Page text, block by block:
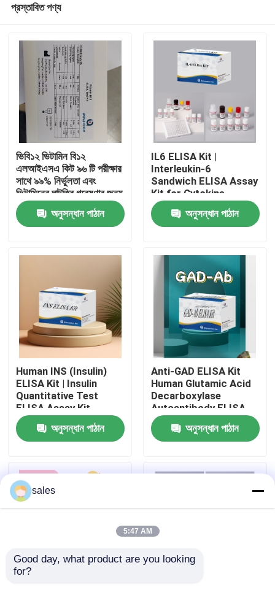
আমাদের সম্পর্কে
কারখানা ভ্রমণ
মান নিয়ন্ত্রণ
আমাদের সাথে যোগাযোগ করুন
খবর
VR Show
প্রস্তাবিত পণ্য
ভিবি১২ ভিটামিন বি১২
এলআইএসএ কিট ৯৬ টি পরীক্ষার
সাথে ৯৯% নির্ভুলতা এবং
ভিটামিনের ঘাটতির গবেষণার জন্য
১ ঘন্টা পরীক্ষার সময়
অনুসন্ধান পাঠান
IL6 ELISA Kit |
Interleukin-6
Sandwich ELISA Assay
Kit for Cytokine
Quantitative Detection
in Biological Samples,
Serum, Plasma, Cell
অনুসন্ধান পাঠান
Human INS (Insulin)
ELISA Kit | Insulin
Quantitative Test
ELISA Assay Kit,
Sandwich ELISA For
Serum Plasma 96
Tests Laboratory
অনুসন্ধান পাঠান
Anti-GAD ELISA Kit
Human Glutamic Acid
Decarboxylase
Autoantibody ELISA
KiT GAD-Ab / GAD65
Autoantibody Enzyme
Linked
Test Kit
অনুসন্ধান পাঠান
sales
5:47 AM
Good day, what product are you looking
for?